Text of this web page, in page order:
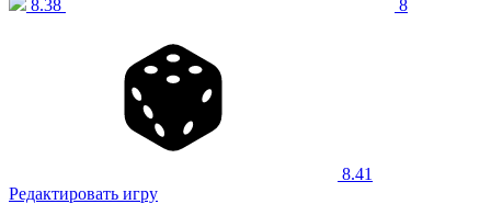
8.38 8
8.41
Редактировать игру